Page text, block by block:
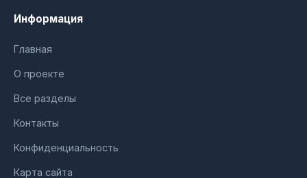
Информация
Главная
О проекте
Все разделы
Контакты
Конфиденциальность
Карта сайта